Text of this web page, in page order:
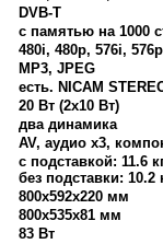
DVB-T
с памятью на 1000
480i, 480p, 576i,
MP3, JPEG
есть. NICAM
20 Вт (2х10 Вт)
два динамика
AV, аудио x3,
с подставкой: 11.6
без подставки: 10.2
800x592x220 мм
800x535x81 мм
83 Вт